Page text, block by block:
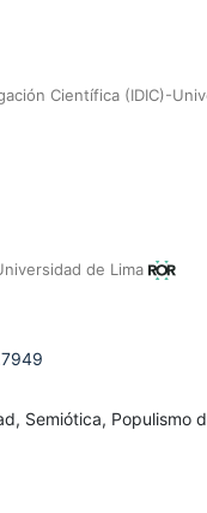
Científica (IDIC)-
de Lima
Semiótica, Populismo